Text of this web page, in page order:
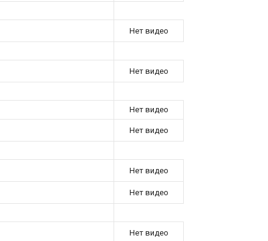
Нет видео
Нет видео
Нет видео
Нет видео
Нет видео
Нет видео
Нет видео